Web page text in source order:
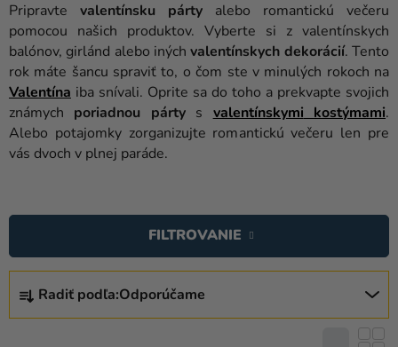
Párty
Výzdoba
a
doplnky
Karnevalové
kostýmy a
Pečenie
Novinky
Pripravte valentínsku párty alebo romantickú večeru
pomocou našich produktov. Vyberte si z valentínskych
balónov, girlánd alebo inýchvalentínskych dekorácií. Tento
rok máte šancu spraviť to, o čom ste v minulých rokoch na
Valentína iba snívali. Oprite sa do toho a prekvapte svojich
známych poriadnou pártys valentínskymi kostýmami.
Alebo potajomky zorganizujte romantickú večeru len pre
vás dvoch v plnej paráde.
A
D
Radiť podľa:Odporúčame
FILTROVANIE
Ý
P
I
S
P